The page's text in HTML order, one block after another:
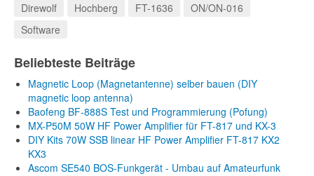
Direwolf
Hochberg FT-1636
ON/ON-016
Software
Beliebteste Beiträge
Magnetic Loop (Magnetantenne) selber bauen (DIY
magnetic loop antenna)
Baofeng BF-888S Test und Programmierung (Pofung)
MX-P50M 50W HF Power Amplifier für FT-817 und KX-3
DIY Kits 70W SSB linear HF Power Amplifier FT-817 KX2
KX3
Ascom SE540 BOS-Funkgerät - Umbau auf Amateurfunk